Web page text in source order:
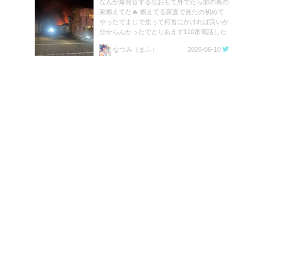
なんか爆発音するなおもて外でたら前の裏の
家燃えてた🔥 燃えてる家直で見たの初めて
やったでまじで焦って何番にかければ良いか
分からんかったでとりあえず110番電話した
つけなあかんな https://t.co/sbiYkQCpXz
なつみ（まふ） 2026-06-10